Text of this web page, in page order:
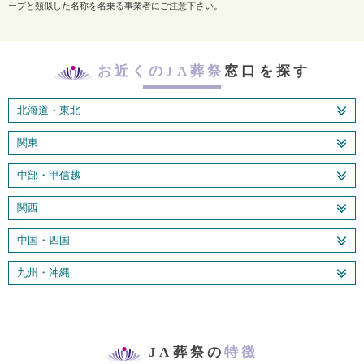
ープと類似した名称を名乗る事業者にご注意下さい。
お近くのJA葬祭 窓口を探す
北海道・東北
関東
中部・甲信越
関西
中国・四国
九州・沖縄
JA葬祭の特徴